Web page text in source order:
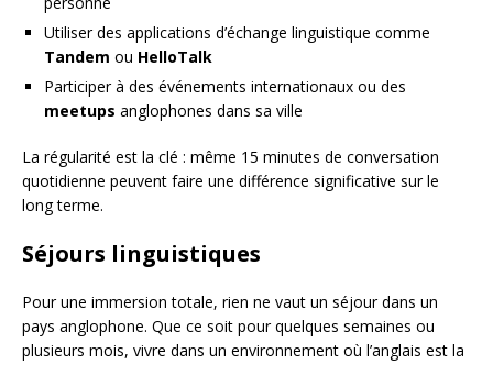
Utiliser des applications d’échange linguistique comme
Tandem ou HelloTalk
Participer à des événements internationaux ou des
meetups anglophones dans sa ville
La régularité est la clé : même 15 minutes de conversation
quotidienne peuvent faire une différence significative sur le
long terme.
Séjours linguistiques
Pour une immersion totale, rien ne vaut un séjour dans un
pays anglophone. Que ce soit pour quelques semaines ou
plusieurs mois, vivre dans un environnement où l’anglais est la